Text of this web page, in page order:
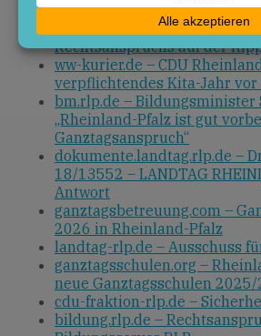
ww-kurier.de –
Rheinland-Pfalz: Umsetzung
Rechtsanspruchs auf der
ww-kurier.de – CDU
verpflichtendes Kita-Jahr
bm.rlp.de – Bildungsminister
„Rheinland-Pfalz ist gut
Ganztagsanspruch“
dokumente.landtag.rlp.de –
18/13552 – LANDTAG
Antwort
ganztagsbetreuung.com –
2026 in Rheinland-Pfalz
landtag-rlp.de – Ausschuss
ganztagsschulen.org –
neue Ganztagsschulen 2025/
cdu-fraktion-rlp.de –
bildung.rlp.de –